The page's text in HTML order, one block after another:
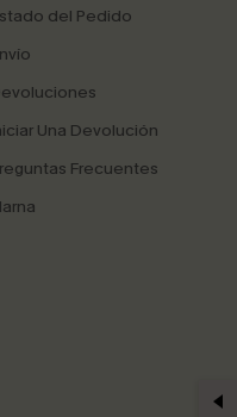
del Pedido
Una Devolución
Frecuentes